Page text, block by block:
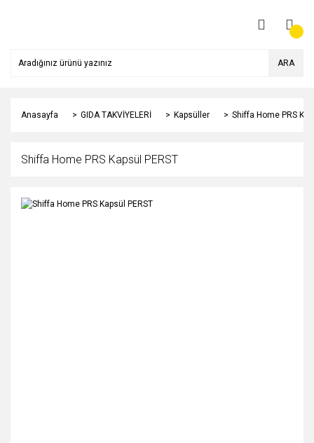
ARA
Anasayfa GIDA TAKVİYELERİ Kapsüller Shiffa Home PRS
Shiffa Home PRS Kapsül PERST